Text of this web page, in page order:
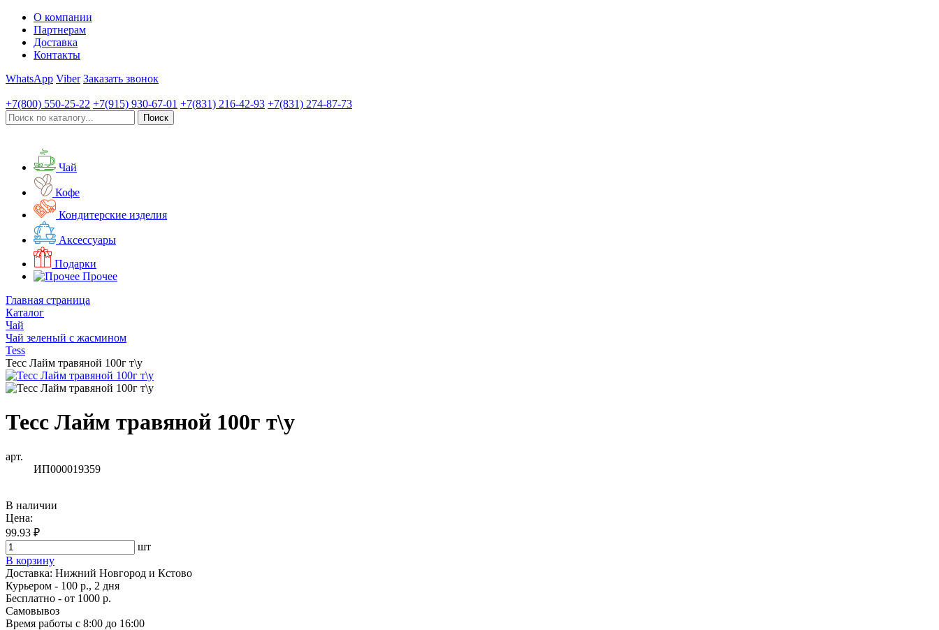
О компании
Партнерам
Доставка
Контакты
WhatsApp Viber Заказать звонок
+7(800) 550-25-22 +7(915) 930-67-01 +7(831) 216-42-93 +7(831) 274-87-73
Чай
Кофе
Кондитерские изделия
Аксессуары
Подарки
Прочее
Главная страница
Каталог
Чай
Чай зеленый с жасмином
Tess
Тесс Лайм травяной 100г т\у
Тесс Лайм травяной 100г т\у
арт.
ИП000019359
В наличии
Цена:
99.93 ₽
шт
В корзину
Доставка: Нижний Новгород и Кстово
Курьером - 100 р., 2 дня
Бесплатно - от 1000 р.
Самовывоз
Время работы с 8:00 до 16:00